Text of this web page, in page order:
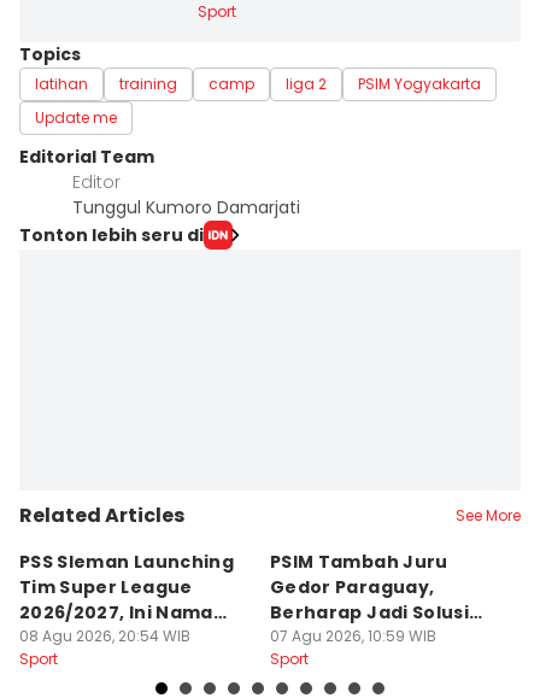
Sport
Topics
latihan training camp liga 2
PSIM Yogyakarta
Update me
Editorial Team
Editor
Tunggul Kumoro Damarjati
Tonton lebih seru di
Related Articles See More
PSS Sleman Launching
Tim Super League
2026/2027, Ini Nama
Para Pemain
08 Agu 2026, 20:54 WIB
Sport
PSIM Tambah Juru
Gedor Paraguay,
Berharap Jadi Solusi
Minimnya Pencetak Gol
07 Agu 2026, 10:59 WIB
Sport